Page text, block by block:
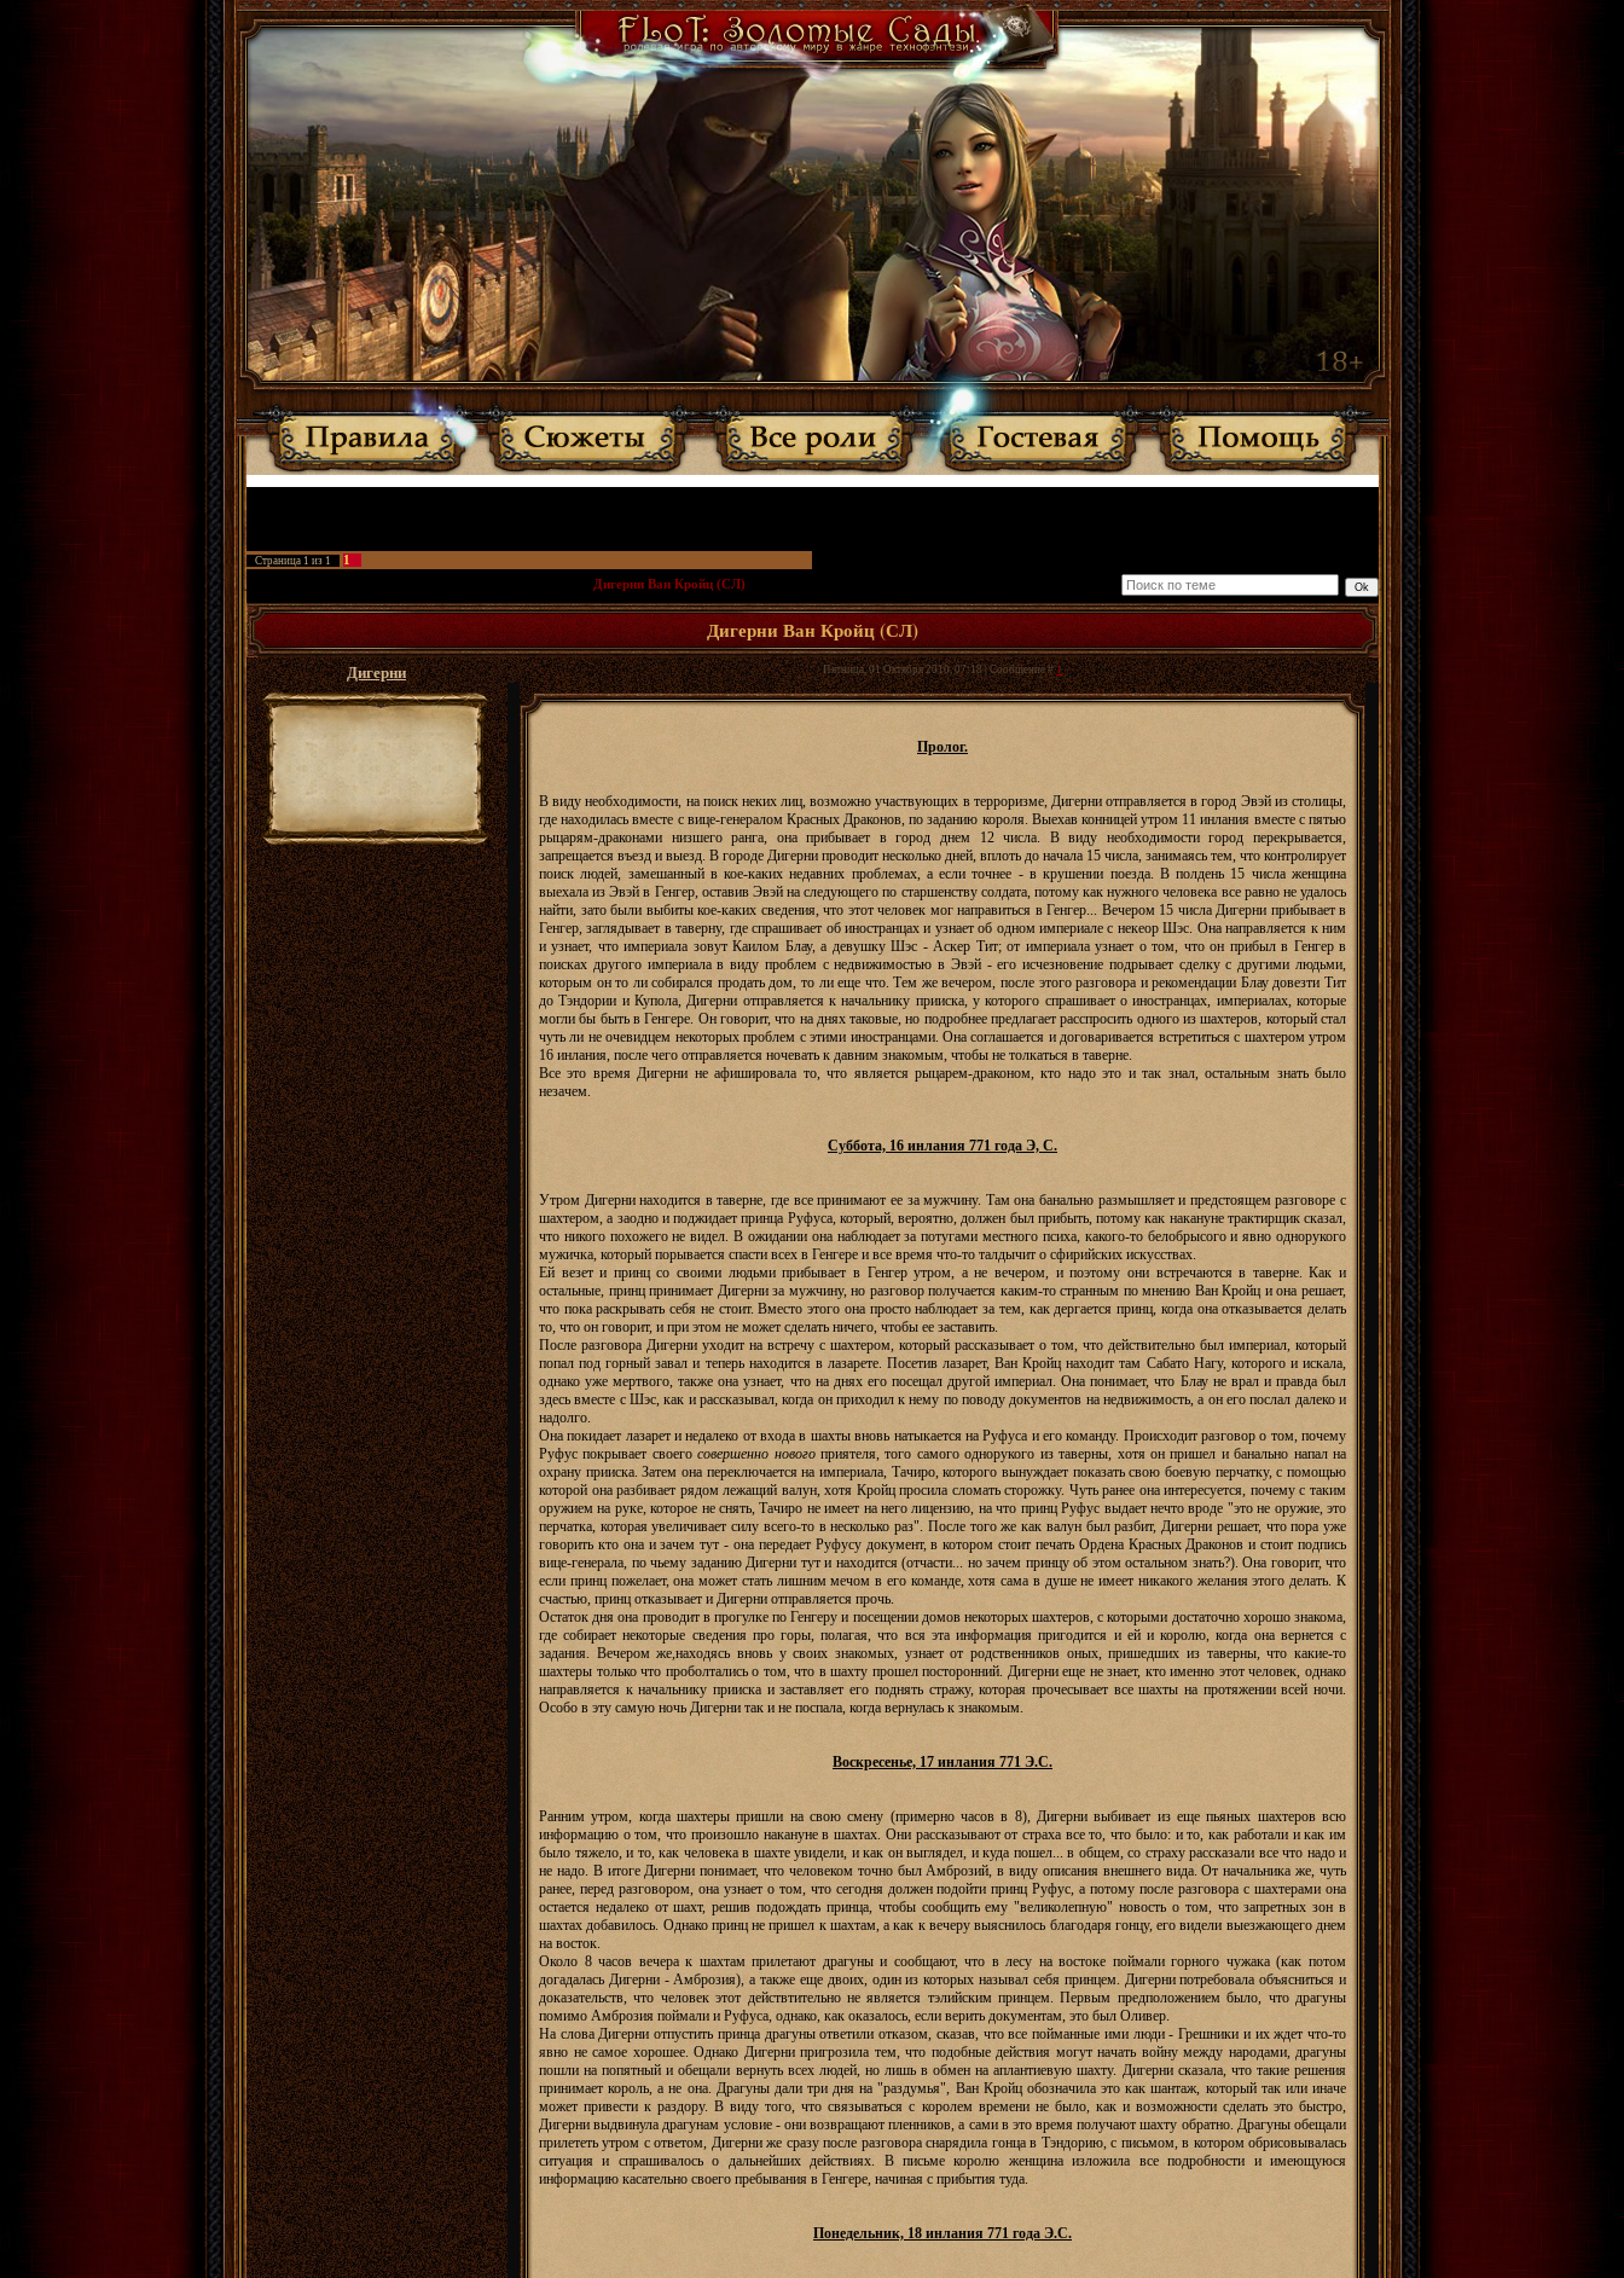
Страница 1 из 1
1
Дигерни Ван Кройц (СЛ)
Дигерни Ван Кройц (СЛ)
Дигерни Пятница, 01 Октября 2010, 07:18 | Сообщение #1
Пролог.
В виду необходимости, на поиск неких лиц, возможно участвующих в терроризме, Дигерни отправляется в город Эвэй из столицы,
где находилась вместе с вице-генералом Красных Драконов, по заданию короля. Выехав конницей утром 11 инлания вместе с пятью
рыцарям-драконами низшего ранга, она прибывает в город днем 12 числа. В виду необходимости город перекрывается,
запрещается въезд и выезд. В городе Дигерни проводит несколько дней, вплоть до начала 15 числа, занимаясь тем, что контролирует
поиск людей, замешанный в кое-каких недавних проблемах, а если точнее - в крушении поезда. В полдень 15 числа женщина
выехала из Эвэй в Генгер, оставив Эвэй на следующего по старшенству солдата, потому как нужного человека все равно не удалось
найти, зато были выбиты кое-каких сведения, что этот человек мог направиться в Генгер... Вечером 15 числа Дигерни прибывает в
Генгер, заглядывает в таверну, где спрашивает об иностранцах и узнает об одном империале с некеор Шэс. Она направляется к ним
и узнает, что империала зовут Каилом Блау, а девушку Шэс - Аскер Тит; от империала узнает о том, что он прибыл в Генгер в
поисках другого империала в виду проблем с недвижимостью в Эвэй - его исчезновение подрывает сделку с другими людьми,
которым он то ли собирался продать дом, то ли еще что. Тем же вечером, после этого разговора и рекомендации Блау довезти Тит
до Тэндории и Купола, Дигерни отправляется к начальнику прииска, у которого спрашивает о иностранцах, империалах, которые
могли бы быть в Генгере. Он говорит, что на днях таковые, но подробнее предлагает расспросить одного из шахтеров, который стал
чуть ли не очевидцем некоторых проблем с этими иностранцами. Она соглашается и договаривается встретиться с шахтером утром
16 инлания, после чего отправляется ночевать к давним знакомым, чтобы не толкаться в таверне.
Все это время Дигерни не афишировала то, что является рыцарем-драконом, кто надо это и так знал, остальным знать было
незачем.
Суббота, 16 инлания 771 года Э, С.
Утром Дигерни находится в таверне, где все принимают ее за мужчину. Там она банально размышляет и предстоящем разговоре с
шахтером, а заодно и поджидает принца Руфуса, который, вероятно, должен был прибыть, потому как накануне трактирщик сказал,
что никого похожего не видел. В ожидании она наблюдает за потугами местного психа, какого-то белобрысого и явно однорукого
мужичка, который порывается спасти всех в Генгере и все время что-то талдычит о сфирийских искусствах.
Ей везет и принц со своими людьми прибывает в Генгер утром, а не вечером, и поэтому они встречаются в таверне. Как и
остальные, принц принимает Дигерни за мужчину, но разговор получается каким-то странным по мнению Ван Кройц и она решает,
что пока раскрывать себя не стоит. Вместо этого она просто наблюдает за тем, как дергается принц, когда она отказывается делать
то, что он говорит, и при этом не может сделать ничего, чтобы ее заставить.
После разговора Дигерни уходит на встречу с шахтером, который рассказывает о том, что действительно был империал, который
попал под горный завал и теперь находится в лазарете. Посетив лазарет, Ван Кройц находит там Сабато Нагу, которого и искала,
однако уже мертвого, также она узнает, что на днях его посещал другой империал. Она понимает, что Блау не врал и правда был
здесь вместе с Шэс, как и рассказывал, когда он приходил к нему по поводу документов на недвижимость, а он его послал далеко и
надолго.
Она покидает лазарет и недалеко от входа в шахты вновь натыкается на Руфуса и его команду. Происходит разговор о том, почему
Руфус покрывает своегосовершенно новогоприятеля, того самого однорукого из таверны, хотя он пришел и банально напал на
охрану прииска. Затем она переключается на империала, Тачиро, которого вынуждает показать свою боевую перчатку, с помощью
которой она разбивает рядом лежащий валун, хотя Кройц просила сломать сторожку. Чуть ранее она интересуется, почему с таким
оружием на руке, которое не снять, Тачиро не имеет на него лицензию, на что принц Руфус выдает нечто вроде "это не оружие, это
перчатка, которая увеличивает силу всего-то в несколько раз". После того же как валун был разбит, Дигерни решает, что пора уже
говорить кто она и зачем тут - она передает Руфусу документ, в котором стоит печать Ордена Красных Драконов и стоит подпись
вице-генерала, по чьему заданию Дигерни тут и находится (отчасти... но зачем принцу об этом остальном знать?). Она говорит, что
если принц пожелает, она может стать лишним мечом в его команде, хотя сама в душе не имеет никакого желания этого делать. К
счастью, принц отказывает и Дигерни отправляется прочь.
Остаток дня она проводит в прогулке по Генгеру и посещении домов некоторых шахтеров, с которыми достаточно хорошо знакома,
где собирает некоторые сведения про горы, полагая, что вся эта информация пригодится и ей и королю, когда она вернется с
задания. Вечером же,находясь вновь у своих знакомых, узнает от родственников оных, пришедших из таверны, что какие-то
шахтеры только что проболтались о том, что в шахту прошел посторонний. Дигерни еще не знает, кто именно этот человек, однако
направляется к начальнику прииска и заставляет его поднять стражу, которая прочесывает все шахты на протяжении всей ночи.
Особо в эту самую ночь Дигерни так и не поспала, когда вернулась к знакомым.
Воскресенье, 17 инлания 771 Э.С.
Ранним утром, когда шахтеры пришли на свою смену (примерно часов в 8), Дигерни выбивает из еще пьяных шахтеров всю
информацию о том, что произошло накануне в шахтах. Они рассказывают от страха все то, что было: и то, как работали и как им
было тяжело, и то, как человека в шахте увидели, и как он выглядел, и куда пошел... в общем, со страху рассказали все что надо и
не надо. В итоге Дигерни понимает, что человеком точно был Амброзий, в виду описания внешнего вида. От начальника же, чуть
ранее, перед разговором, она узнает о том, что сегодня должен подойти принц Руфус, а потому после разговора с шахтерами она
остается недалеко от шахт, решив подождать принца, чтобы сообщить ему "великолепную" новость о том, что запретных зон в
шахтах добавилось. Однако принц не пришел к шахтам, а как к вечеру выяснилось благодаря гонцу, его видели выезжающего днем
на восток.
Около 8 часов вечера к шахтам прилетают драгуны и сообщают, что в лесу на востоке поймали горного чужака (как потом
догадалась Дигерни - Амброзия), а также еще двоих, один из которых называл себя принцем. Дигерни потребовала объясниться и
доказательств, что человек этот действтительно не является тэлийским принцем. Первым предположением было, что драгуны
помимо Амброзия поймали и Руфуса, однако, как оказалось, если верить документам, это был Оливер.
На слова Дигерни отпустить принца драгуны ответили отказом, сказав, что все пойманные ими люди - Грешники и их ждет что-то
явно не самое хорошее. Однако Дигерни пригрозила тем, что подобные действия могут начать войну между народами, драгуны
пошли на попятный и обещали вернуть всех людей, но лишь в обмен на аплантиевую шахту. Дигерни сказала, что такие решения
принимает король, а не она. Драгуны дали три дня на "раздумья", Ван Кройц обозначила это как шантаж, который так или иначе
может привести к раздору. В виду того, что связываться с королем времени не было, как и возможности сделать это быстро,
Дигерни выдвинула драгунам условие - они возвращают пленников, а сами в это время получают шахту обратно. Драгуны обещали
прилететь утром с ответом, Дигерни же сразу после разговора снарядила гонца в Тэндорию, с письмом, в котором обрисовывалась
ситуация и спрашивалось о дальнейших действиях. В письме королю женщина изложила все подробности и имеющуюся
информацию касательно своего пребывания в Генгере, начиная с прибытия туда.
Понедельник, 18 инлания 771 года Э.С.